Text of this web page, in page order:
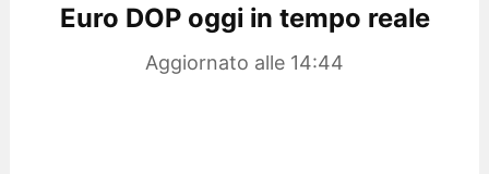
Euro DOP oggi in tempo reale
Aggiornato alle 14:44